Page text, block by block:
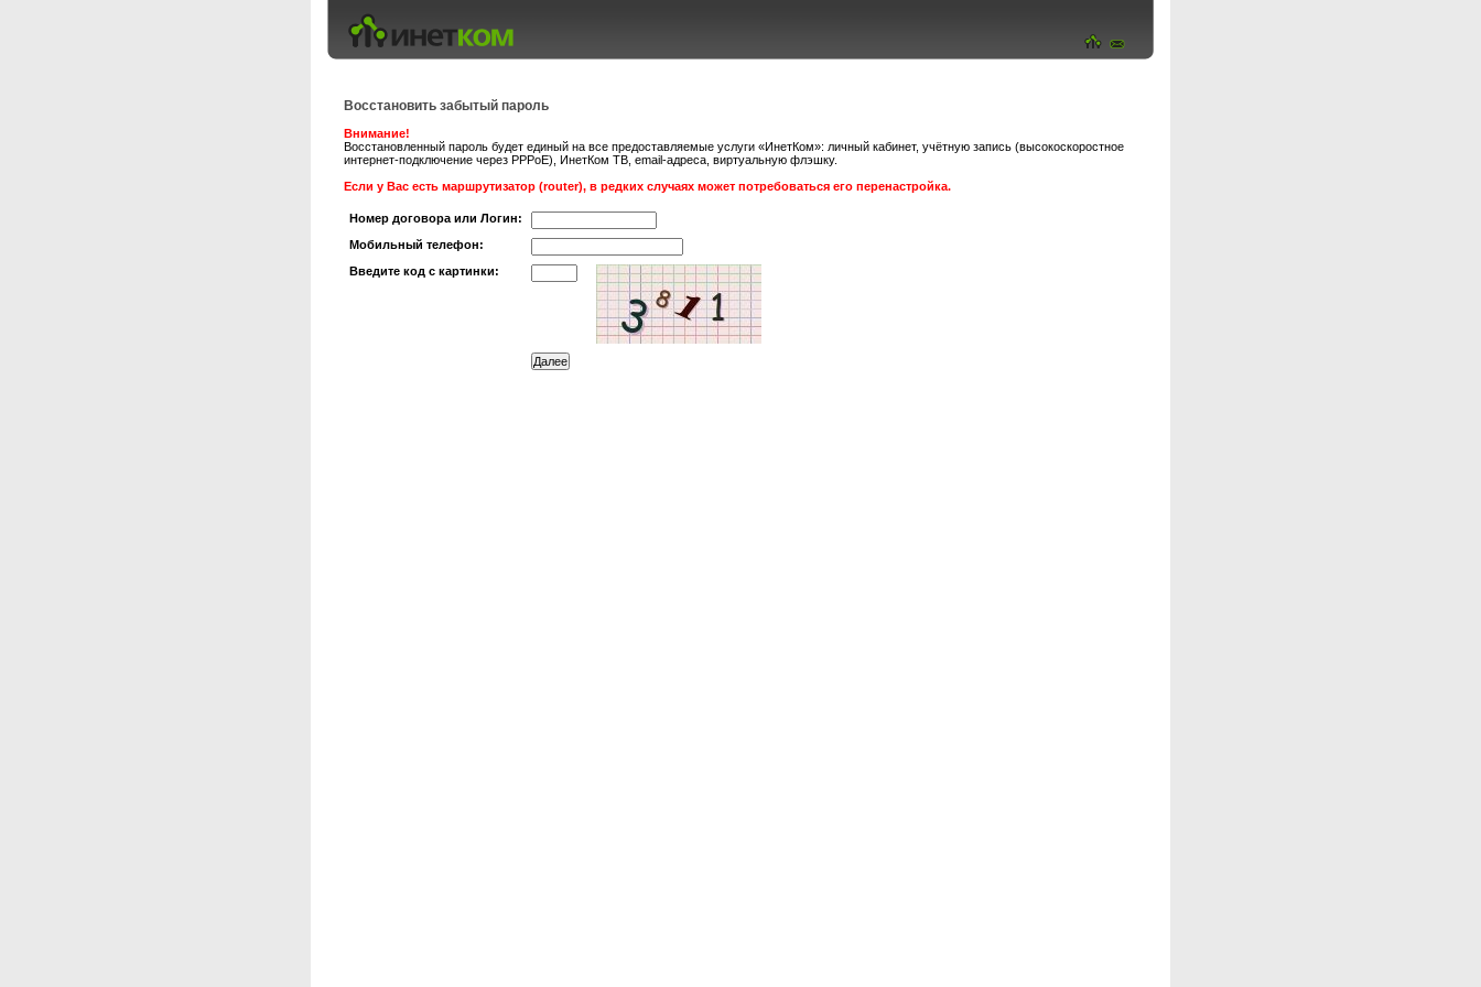
Восстановить забытый пароль
Внимание!
Восстановленный пароль будет единый на все предоставляемые услуги «ИнетКом»: личный кабинет, учётную запись (высокоскоростное
интернет-подключение через PPPoE), ИнетКом ТВ, email-адреса, виртуальную флэшку.
Если у Вас есть маршрутизатор (router), в редких случаях может потребоваться его перенастройка.
Номер договора или Логин:
Мобильный телефон:
Введите код с картинки: